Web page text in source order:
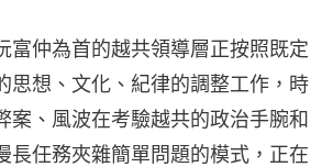
富仲為首的越共領導層正按照既定
思想、文化、紀律的調整工作，時
案、風波在考驗越共的政治手腕和
長任務夾雜簡單問題的模式，正在